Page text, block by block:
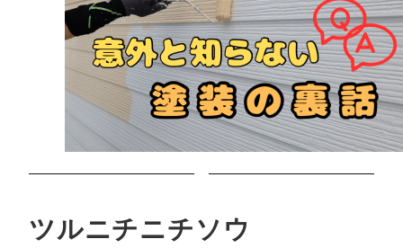
ツルニチニチソウ